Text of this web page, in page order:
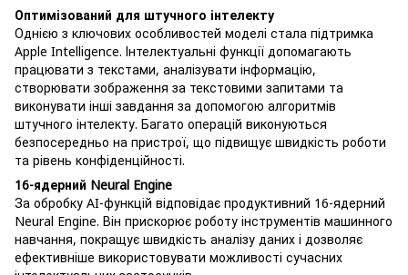
Оптимізований для штучного інтелекту
Однією з ключових особливостей моделі стала підтримка
Apple Intelligence. Інтелектуальні функції допомагають
працювати з текстами, аналізувати інформацію,
створювати зображення за текстовими запитами та
виконувати інші завдання за допомогою алгоритмів
штучного інтелекту. Багато операцій виконуються
безпосередньо на пристрої, що підвищує швидкість роботи
та рівень конфіденційності.
16-ядерний Neural Engine
За обробку AI-функцій відповідає продуктивний 16-ядерний
Neural Engine. Він прискорює роботу інструментів машинного
навчання, покращує швидкість аналізу даних і дозволяє
ефективніше використовувати можливості сучасних